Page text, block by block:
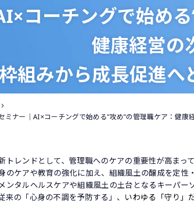
コーチングで始める
健康経営の
組みから成長促進へ
ミナー｜AI×コーチングで始める“攻め”の管理職ケア：健
レンドとして、管理職へのケアの重要性が高まっ
のケアや教育の強化に加え、組織風土の醸成を定性
ンタルヘルスケアや組織風土の土台となるキーパ
来の「心身の不調を予防する」、 いわゆる「守り」